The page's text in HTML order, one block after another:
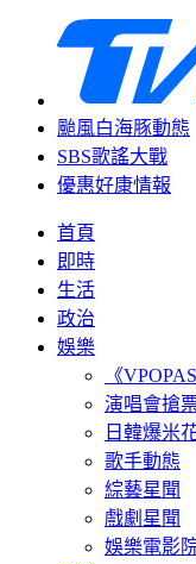
颱風白海豚動態
SBS歌謠大戰
優惠好康情報
首頁
即時
生活
政治
娛樂
《
演唱會搶
日韓爆米
歌手動態
綜藝星聞
戲劇星聞
娛樂電影